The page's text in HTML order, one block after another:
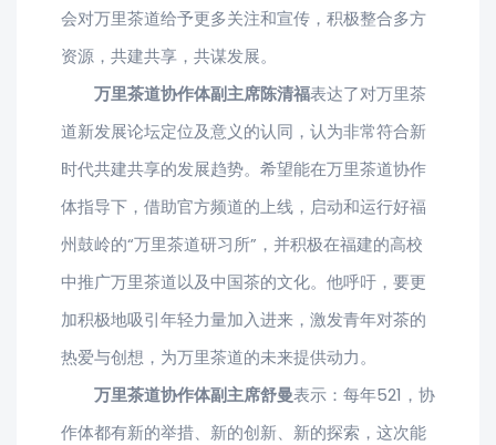
会对万里茶道给予更多关注和宣传，积极整合多方
资源，共建共享，共谋发展。
万里茶道协作体副主席陈清福表达了对万里茶
道新发展论坛定位及意义的认同，认为非常符合新
时代共建共享的发展趋势。希望能在万里茶道协作
体指导下，借助官方频道的上线，启动和运行好福
州鼓岭的“万里茶道研习所”，并积极在福建的高校
中推广万里茶道以及中国茶的文化。他呼吁，要更
加积极地吸引年轻力量加入进来，激发青年对茶的
热爱与创想，为万里茶道的未来提供动力。
万里茶道协作体副主席舒曼表示：每年521，协
作体都有新的举措、新的创新、新的探索，这次能